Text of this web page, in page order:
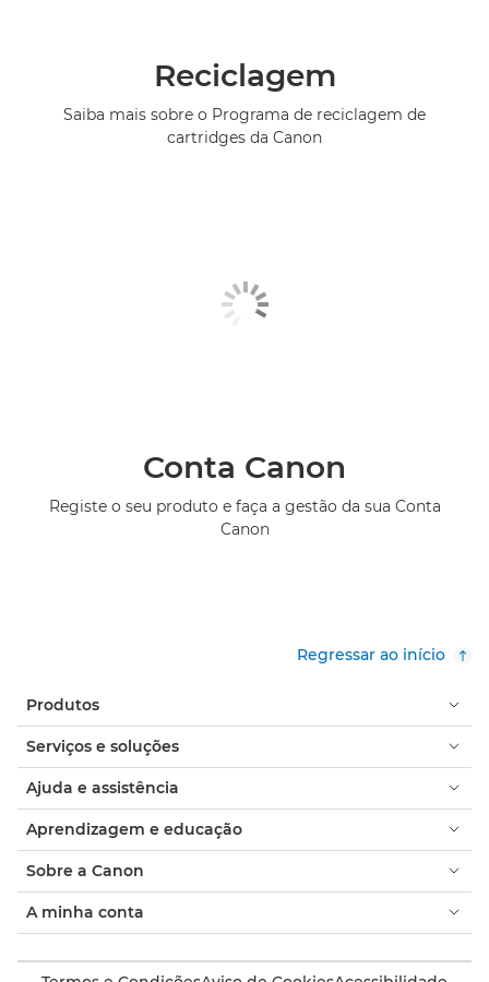
Reciclagem
Saiba mais sobre o Programa de reciclagem de
cartridges da Canon
Conta Canon
Registe o seu produto e faça a gestão da sua Conta
Canon
Regressar ao início
Produtos
Serviços e soluções
Ajuda e assistência
Aprendizagem e educação
Sobre a Canon
A minha conta